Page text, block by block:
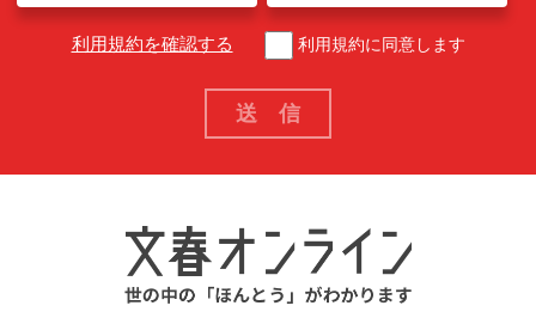
利用規約を確認する 利用規約に同意します